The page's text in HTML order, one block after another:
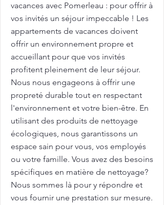
vacances avec Pomerleau : pour offrir à
vos invités un séjour impeccable ! Les
appartements de vacances doivent
offrir un environnement propre et
accueillant pour que vos invités
profitent pleinement de leur séjour.
Nous nous engageons à offrir une
propreté durable tout en respectant
l'environnement et votre bien-être. En
utilisant des produits de nettoyage
écologiques, nous garantissons un
espace sain pour vous, vos employés
ou votre famille. Vous avez des besoins
spécifiques en matière de nettoyage?
Nous sommes là pour y répondre et
vous fournir une prestation sur mesure.